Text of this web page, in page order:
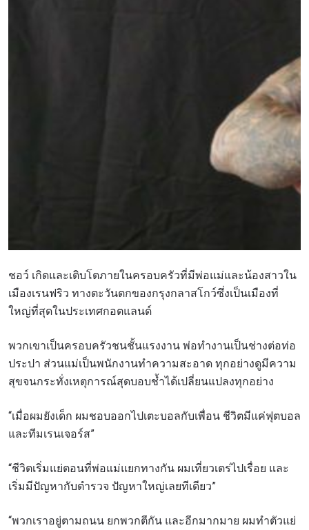
ชอว์ เกิดและเติบโตภายในครอบครัวที่มีพ่อแม่และน้องสาวใน
เมืองเรนฟริว ทางตะวันตกของกรุงกลาสโกว์ซึ่งเป็นเมืองที่
ใหญ่ที่สุดในประเทศกอตแลนด์
พวกเขาเป็นครอบครัวชนชั้นแรงงาน พ่อทำงานเป็นช่างต่อท่อ
ประปา ส่วนแม่เป็นพนักงานทำความสะอาด ทุกอย่างดูมีความ
สุขจนกระทั่งเหตุการณ์สุดบอบช้ำได้เปลี่ยนแปลงทุกอย่าง
“เมื่อผมยังเด็ก ผมชอบออกไปเตะบอลกับเพื่อน ชีวิตมีแค่ฟุตบอล
และทีมเรนเจอร์ส”
“ชีวิตเริ่มแย่ตอนที่พ่อแม่แยกทางกัน ผมเที่ยวเตร่ไปเรื่อย และ
เริ่มมีปัญหากับตำรวจ ปัญหาใหญ่เลยทีเดียว”
“พวกเราอยู่ตามถนน ยกพวกตีกัน และอีกมากมาย ผมทำตัวแย่